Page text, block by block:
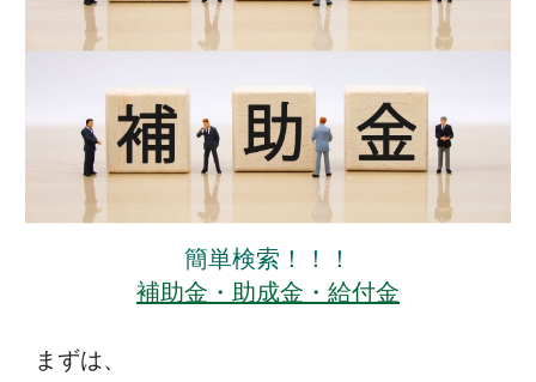
簡単検索！！！
補助金・助成金・給付金
まずは、